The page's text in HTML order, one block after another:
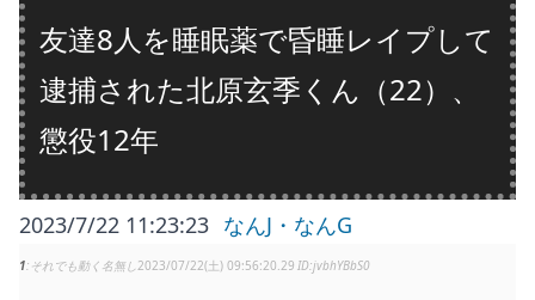
友達8人を睡眠薬で昏睡レイプして
逮捕された北原玄季くん（22）、
懲役12年
2023/7/22 11:23:23 なんJ・なんG
1 それでも動く名無し 2023/07/22(土) 09:56:20.29 jvbhYBbS0